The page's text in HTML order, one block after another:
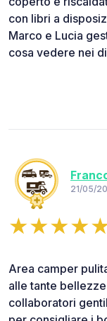
con libri a
Marco e Lucia
cosa vedere nei
21/05/
Area camper
alle tante
collaboratori